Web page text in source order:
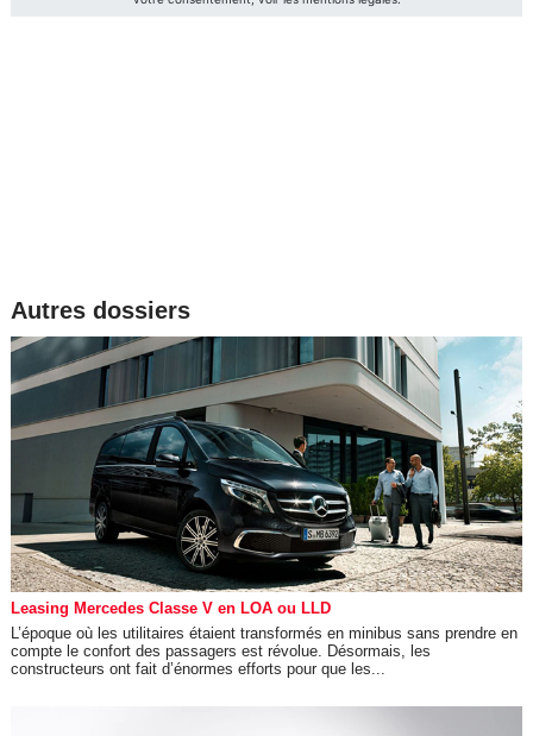
Autres dossiers
Leasing Mercedes Classe V en LOA ou LLD
L’époque où les utilitaires étaient transformés en minibus sans prendre en
compte le confort des passagers est révolue. Désormais, les
constructeurs ont fait d’énormes efforts pour que les...